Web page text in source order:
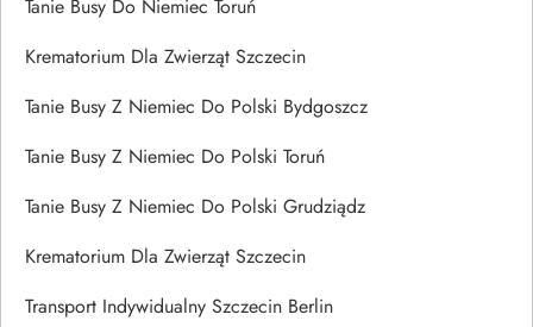
Tanie Busy Do Niemiec Toruń
Krematorium Dla Zwierząt Szczecin
Tanie Busy Z Niemiec Do Polski Bydgoszcz
Tanie Busy Z Niemiec Do Polski Toruń
Tanie Busy Z Niemiec Do Polski Grudziądz
Krematorium Dla Zwierząt Szczecin
Transport Indywidualny Szczecin Berlin